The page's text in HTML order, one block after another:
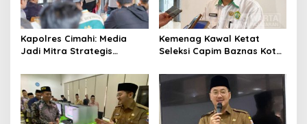
o
s
Kapolres Cimahi: Media
Jadi Mitra Strategis
Publik
Kemenag Kawal Ketat
Seleksi Capim Baznas Kota
Komisioner Baznas
Berintegritas